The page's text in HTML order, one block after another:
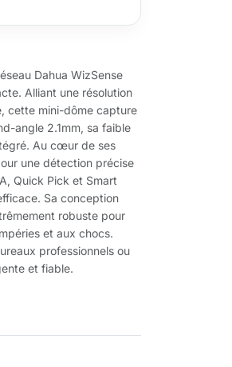
Dahua WizSense
Alliant une résolution
cette mini-dôme capture
angle 2.1mm, sa faible
Au cœur de ses
une détection précise
Quick Pick et Smart
Sa conception
robuste pour
et aux chocs.
professionnels ou
et fiable.